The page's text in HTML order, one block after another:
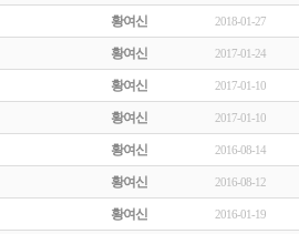
황여신 2018-01-27
황여신 2017-01-24
황여신 2017-01-10
황여신 2017-01-10
황여신 2016-08-14
황여신 2016-08-12
황여신 2016-01-19